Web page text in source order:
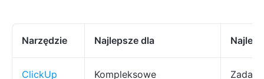
Narzędzie Najlepsze dla
ClickUp
Kompleksowe